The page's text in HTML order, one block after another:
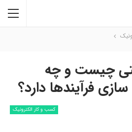
چیست و چه
فرآیندها دارد؟
کسب و کار الکترونیک